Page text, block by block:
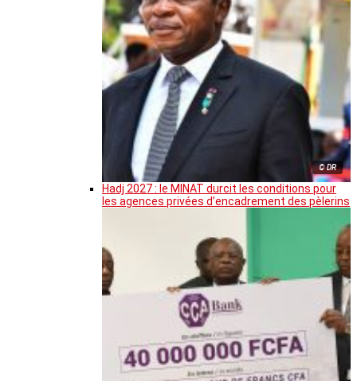
© DR
Hadj 2027 : le MINAT durcit les conditions pour
les agences privées d’encadrement des pèlerins